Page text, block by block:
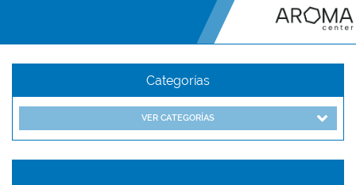
Categorías
VER CATEGORÍAS